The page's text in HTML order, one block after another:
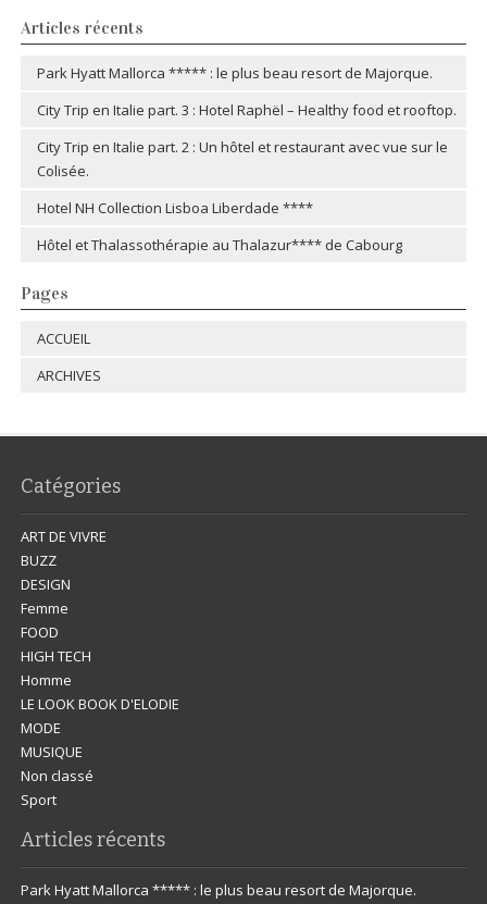
Articles récents
Park Hyatt Mallorca ***** : le plus beau resort de Majorque.
City Trip en Italie part. 3 : Hotel Raphël – Healthy food et rooftop.
City Trip en Italie part. 2 : Un hôtel et restaurant avec vue sur le
Colisée.
Hotel NH Collection Lisboa Liberdade ****
Hôtel et Thalassothérapie au Thalazur**** de Cabourg
Pages
ACCUEIL
ARCHIVES
Catégories
ART DE VIVRE
BUZZ
DESIGN
Femme
FOOD
HIGH TECH
Homme
LE LOOK BOOK D'ELODIE
MODE
MUSIQUE
Non classé
Sport
Articles récents
Park Hyatt Mallorca ***** : le plus beau resort de Majorque.